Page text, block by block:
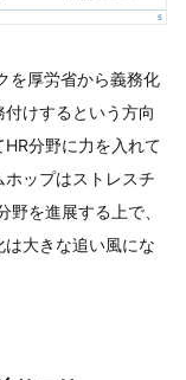
を厚労省から義務化
けするという方向
分野に力を入れて
ップはストレスチ
を進展する上で、
大きな追い風にな